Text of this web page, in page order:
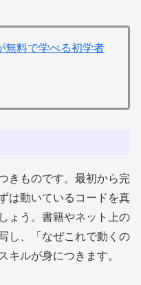
無料で学べる初学者
きものです。最初から完
は動いているコードを真
ょう。書籍やネット上の
し、「なぜこれで動くの
キルが身につきます。